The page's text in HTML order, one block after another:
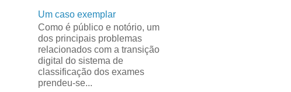
Um caso exemplar
Como é público e notório, um
dos principais problemas
relacionados com a transição
digital do sistema de
classificação dos exames
prendeu-se...